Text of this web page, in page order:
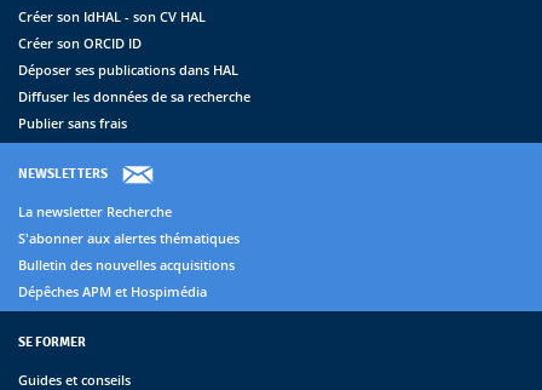
Créer son IdHAL - son CV HAL
Créer son ORCID ID
Déposer ses publications dans HAL
Diffuser les données de sa recherche
Publier sans frais
NEWSLETTERS
La newsletter Recherche
S'abonner aux alertes thématiques
Bulletin des nouvelles acquisitions
Dépêches APM et Hospimédia
SE FORMER
Guides et conseils